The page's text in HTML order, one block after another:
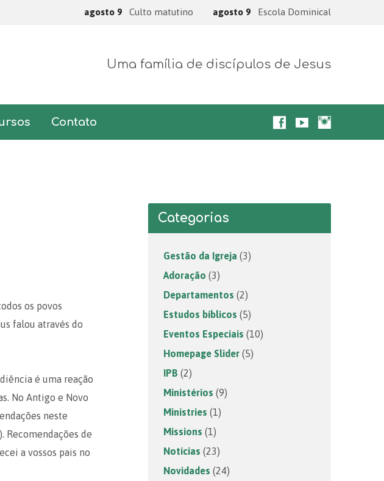
agosto 9 Culto matutino agosto 9 Escola Dominical
Uma família de discípulos de Jesus
Contato
os povos
falou através do
é uma reação
No Antigo e Novo
neste
Recomendações de
a vossos pais no
Categorias
Gestão da Igreja (3)
Adoração (3)
Departamentos (2)
Estudos bíblicos (5)
Eventos Especiais (10)
Homepage Slider (5)
IPB (2)
Ministérios (9)
Ministries (1)
Missions (1)
Notícias (23)
Novidades (24)